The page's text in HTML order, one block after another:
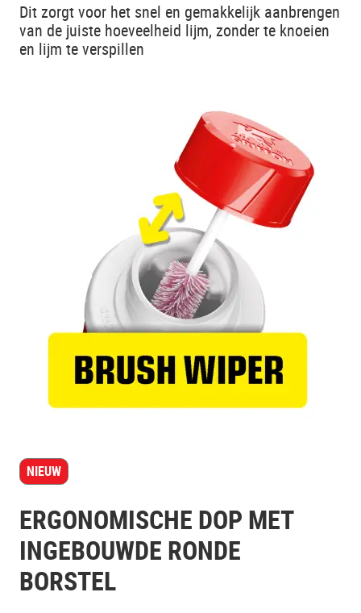
Dit zorgt voor het snel en gemakkelijk aanbrengen
van de juiste hoeveelheid lijm, zonder te knoeien
en lijm te verspillen
NIEUW
ERGONOMISCHE DOP MET
INGEBOUWDE RONDE
BORSTEL